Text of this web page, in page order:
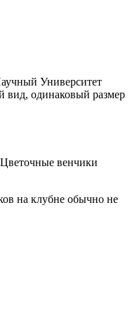
Университет
вид, одинаковый размер
венчики
на клубне обычно не